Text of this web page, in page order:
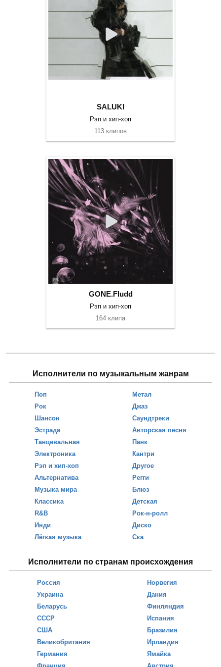
SALUKI
Рэп и хип-хоп
113 клипов
GONE.Fludd
Рэп и хип-хоп
164 клипа
Исполнители по музыкальным жанрам
Поп
Рок
Шансон
Эстрада
Танцевальная
Электроника
Рэп и хип-хоп
Альтернатива
Музыка мира
Классика
R&B
Инди
Лёгкая музыка
Метал
Джаз
Саундтреки
Авторская песня
Панк
Кантри
Другое
Регги
Блюз
Детская
Рок-н-ролл
Диско
Ска
Исполнители по странам происхождения
Россия
Украина
Беларусь
СССР
США
Великобритания
Германия
Норвегия
Дания
Финляндия
Испания
Бразилия
Ирландия
Ямайка